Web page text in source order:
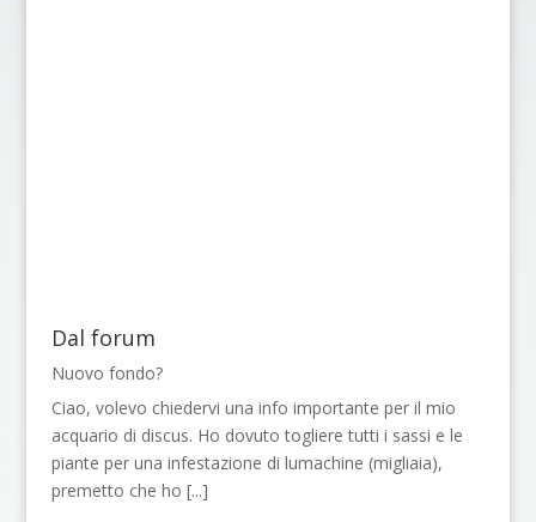
Dal forum
Nuovo fondo?
Ciao, volevo chiedervi una info importante per il mio
acquario di discus. Ho dovuto togliere tutti i sassi e le
piante per una infestazione di lumachine (migliaia),
premetto che ho [...]